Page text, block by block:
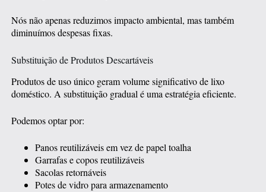
Nós não apenas reduzimos impacto ambiental, mas também
diminuímos despesas fixas.
Substituição de Produtos Descartáveis
Produtos de uso único geram volume significativo de lixo
doméstico. A substituição gradual é uma estratégia eficiente.
Podemos optar por:
Panos reutilizáveis em vez de papel toalha
Garrafas e copos reutilizáveis
Sacolas retornáveis
Potes de vidro para armazenamento